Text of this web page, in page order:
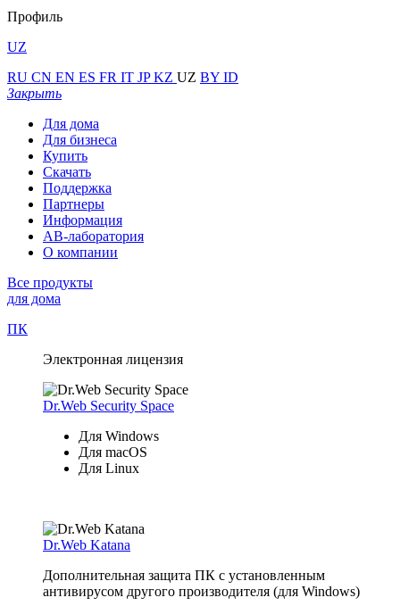
Профиль
UZ
RU CN EN ES FR IT JPKZ UZ BY ID
Закрыть
Для дома
Для бизнеса
Купить
Скачать
Поддержка
Партнеры
Информация
АВ-лаборатория
О компании
Все продукты
для дома
ПК
Электронная лицензия
Dr.Web Security Space
Для Windows
Для macOS
Для Linux
Dr.Web Katana
Дополнительная защита ПК с установленным
антивирусом другого производителя (для Windows)